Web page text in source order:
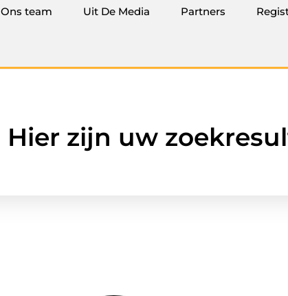
Ons team Uit De Media Partners
Hier zijn uw